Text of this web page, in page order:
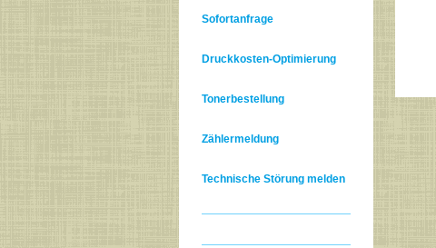
Sofortanfrage
Druckkosten-Optimierung
Tonerbestellung
Zählermeldung
Technische Störung melden